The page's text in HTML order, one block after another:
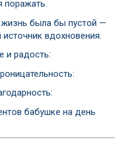
поражать.
была бы пустой —
вдохновения.
и радость:
бабушке на день